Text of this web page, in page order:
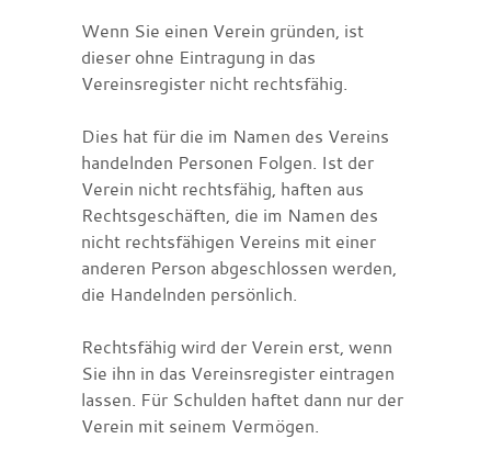
Wenn Sie einen Verein gründen, ist
dieser ohne Eintragung in das
Vereinsregister nicht rechtsfähig.
Dies hat für die im Namen des Vereins
handelnden Personen Folgen. Ist der
Verein nicht rechtsfähig, haften aus
Rechtsgeschäften, die im Namen des
nicht rechtsfähigen Vereins mit einer
anderen Person abgeschlossen werden,
die Handelnden persönlich.
Rechtsfähig wird der Verein erst, wenn
Sie ihn in das Vereinsregister eintragen
lassen. Für Schulden haftet dann nur der
Verein mit seinem Vermögen.